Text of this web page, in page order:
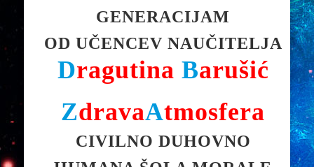
GENERACIJAM
OD UČENCEV NAUČITELJA
Dragutina Barušić
ZdravaAtmosfera
CIVILNO DUHOVNO